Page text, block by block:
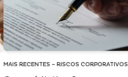
MAIS RECENTES – RISCOS CORPORATIVOS